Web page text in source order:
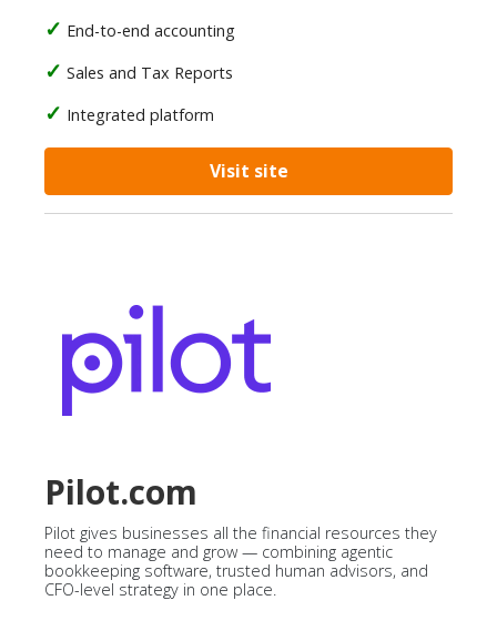
End-to-end accounting
Sales and Tax Reports
Integrated platform
Visit site
Pilot.com
Pilot gives businesses all the financial resources they
need to manage and grow — combining agentic
bookkeeping software, trusted human advisors, and
CFO-level strategy in one place.